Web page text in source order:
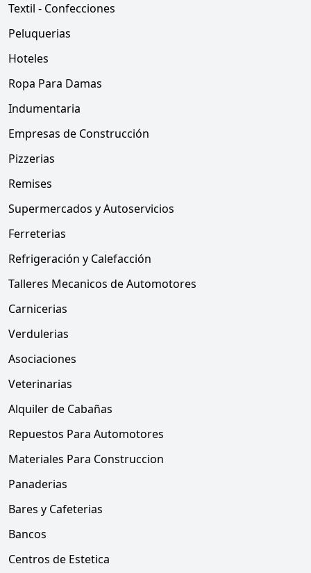
Textil - Confecciones
Peluquerias
Hoteles
Ropa Para Damas
Indumentaria
Empresas de Construcción
Pizzerias
Remises
Supermercados y Autoservicios
Ferreterias
Refrigeración y Calefacción
Talleres Mecanicos de Automotores
Carnicerias
Verdulerias
Asociaciones
Veterinarias
Alquiler de Cabañas
Repuestos Para Automotores
Materiales Para Construccion
Panaderias
Bares y Cafeterias
Bancos
Centros de Estetica